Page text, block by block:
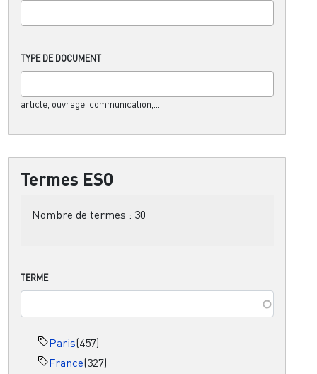
TYPE DE DOCUMENT
article, ouvrage, communication,....
Termes ESO
Nombre de termes : 30
TERME
Paris(457)
France(327)